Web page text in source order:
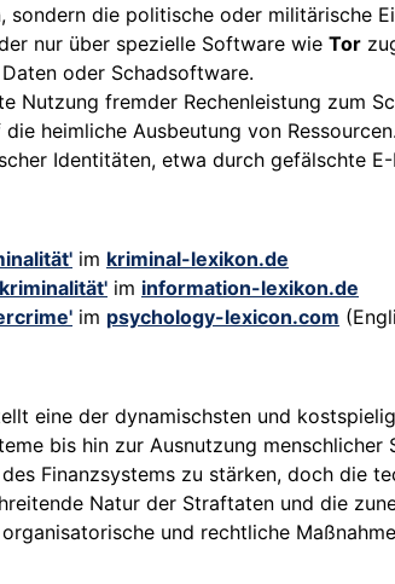
sondern die politische oder militärische
nur über spezielle Software wie Tor
oder Schadsoftware.
Nutzung fremder Rechenleistung zum
heimliche Ausbeutung von Ressourcen.
Identitäten, etwa durch gefälschte
im kriminal-lexikon.de
im information-lexikon.de
im psychology-lexicon.com
eine der dynamischsten und
bis hin zur Ausnutzung
Finanzsystems zu stärken, doch die
Natur der Straftaten und die
und rechtliche